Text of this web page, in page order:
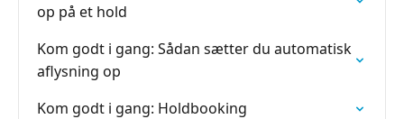
op på et hold
Kom godt i gang: Sådan sætter du automatisk
aflysning op
Kom godt i gang: Holdbooking